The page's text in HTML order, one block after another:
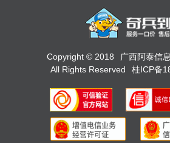
Copyright © 2018
广西阿泰信
All Rights Reserved
桂ICP备